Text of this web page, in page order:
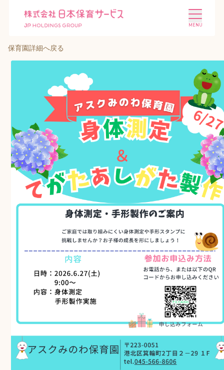
施設を探す 選ばれる理由
会社概要 ニュース
投資家情報 採用情報
Language
ホーム
利用者の声
プライバシーポリシー
保育園詳細へ戻る